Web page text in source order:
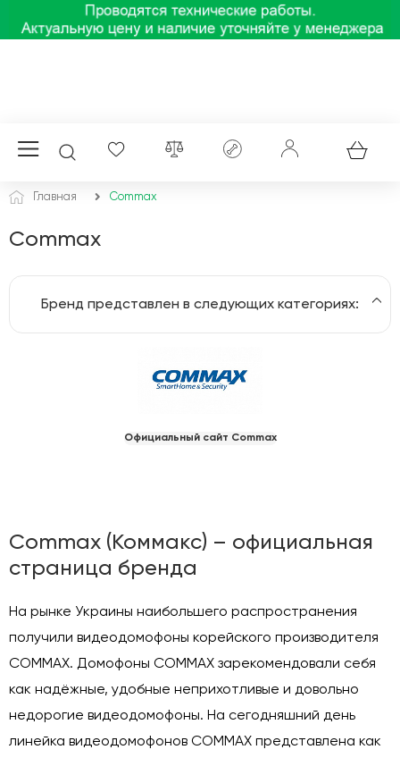
Главная Commax
Commax
Бренд представлен в следующих категориях:
Аудиодомофоны
Официальный сайт Commax
Commax (Коммакс) – официальная
страница бренда
На рынке Украины наибольшего распространения
получили видеодомофоны корейского производителя
COMMAX. Домофоны COMMAX зарекомендовали себя
как надёжные, удобные неприхотливые и довольно
недорогие видеодомофоны. На сегодняшний день
линейка видеодомофонов COMMAX представлена как